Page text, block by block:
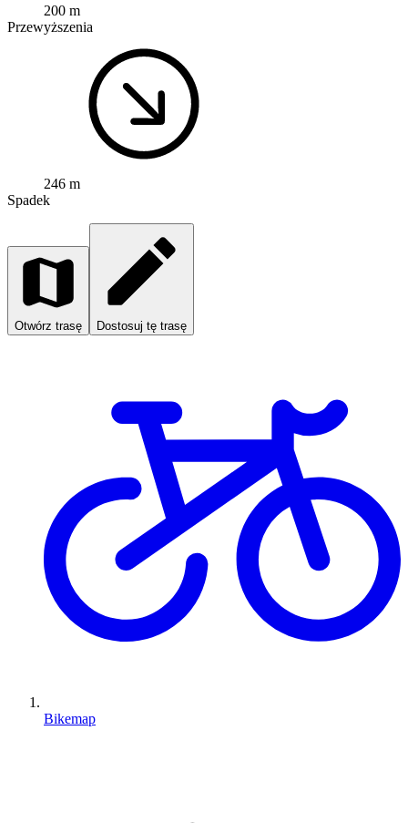
200 m
Przewyższenia
246 m
Spadek
Otwórz trasę Dostosuj tę trasę
Bikemap